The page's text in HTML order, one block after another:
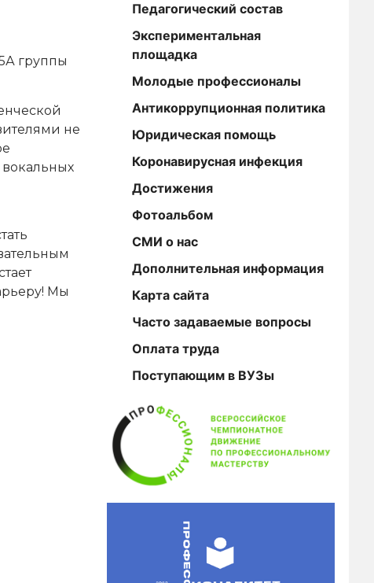
группы
не
Мы
Педагогический состав
Экспериментальная
площадка
Молодые профессионалы
Антикоррупционная политика
Юридическая помощь
Коронавирусная инфекция
Достижения
Фотоальбом
СМИ о нас
Дополнительная информация
Карта сайта
Часто задаваемые вопросы
Оплата труда
Поступающим в ВУЗы